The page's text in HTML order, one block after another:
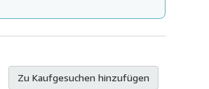
Zu Kaufgesuchen hinzufügen